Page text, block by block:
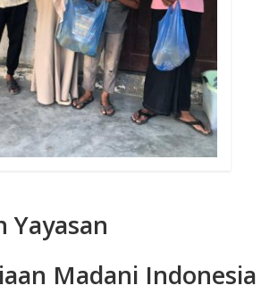
Yayasan
Madani Indonesia